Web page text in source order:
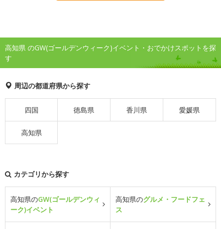
高知県 のGW(ゴールデンウィーク)イベント・おでかけスポットを探
す
周辺の都道府県から探す
四国 徳島県 香川県 愛媛県
高知県
カテゴリから探す
高知県のGW(ゴールデンウィ
ーク)イベント
高知県のグルメ・フードフェ
ス